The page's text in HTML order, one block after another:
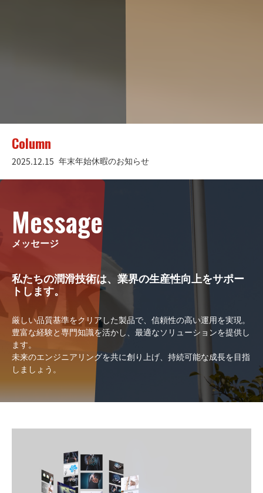
Column
2025.12.15 年末年始休暇のお知らせ
Message
メッセージ
私たちの潤滑技術は、業界の生産性向上をサポー
トします。
厳しい品質基準をクリアした製品で、信頼性の高い運用を実現。
豊富な経験と専門知識を活かし、最適なソリューションを提供し
ます。
未来のエンジニアリングを共に創り上げ、持続可能な成長を目指
しましょう。